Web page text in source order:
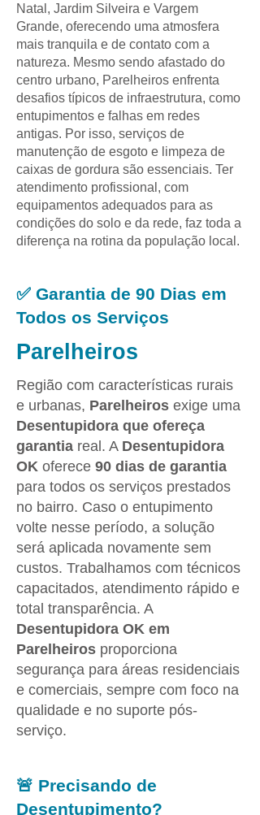
Natal, Jardim Silveira e Vargem
Grande, oferecendo uma atmosfera
mais tranquila e de contato com a
natureza. Mesmo sendo afastado do
centro urbano, Parelheiros enfrenta
desafios típicos de infraestrutura, como
entupimentos e falhas em redes
antigas. Por isso, serviços de
manutenção de esgoto e limpeza de
caixas de gordura são essenciais. Ter
atendimento profissional, com
equipamentos adequados para as
condições do solo e da rede, faz toda a
diferença na rotina da população local.
✅ Garantia de 90 Dias em
Todos os Serviços
Parelheiros
Região com características rurais
e urbanas, Parelheiros exige uma
Desentupidora que ofereça
garantia real. A Desentupidora
OK oferece 90 dias de garantia
para todos os serviços prestados
no bairro. Caso o entupimento
volte nesse período, a solução
será aplicada novamente sem
custos. Trabalhamos com técnicos
capacitados, atendimento rápido e
total transparência. A
Desentupidora OK em
Parelheiros proporciona
segurança para áreas residenciais
e comerciais, sempre com foco na
qualidade e no suporte pós-
serviço.
🚨 Precisando de
Desentupimento?